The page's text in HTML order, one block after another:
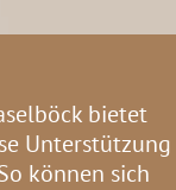
bietet
Unterstützung
können sich